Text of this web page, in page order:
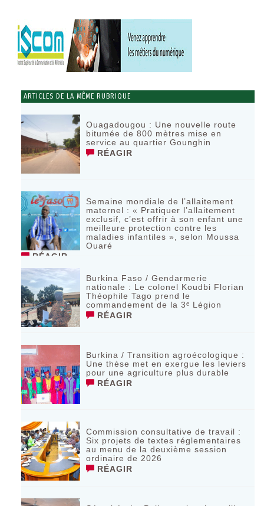
ARTICLES DE LA MÊME RUBRIQUE
Ouagadougou : Une nouvelle route
bitumée de 800 mètres mise en
service au quartier Gounghin
RÉAGIR
Semaine mondiale de l’allaitement
maternel : « Pratiquer l’allaitement
exclusif, c’est offrir à son enfant une
meilleure protection contre les
maladies infantiles », selon Moussa
Ouaré
RÉAGIR
Burkina Faso / Gendarmerie
nationale : Le colonel Koudbi Florian
Théophile Tago prend le
commandement de la 3ᵉ Légion
RÉAGIR
Burkina / Transition agroécologique :
Une thèse met en exergue les leviers
pour une agriculture plus durable
RÉAGIR
Commission consultative de travail :
Six projets de textes réglementaires
au menu de la deuxième session
ordinaire de 2026
RÉAGIR